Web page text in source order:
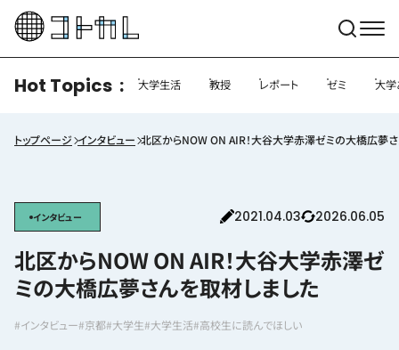
Hot Topics 大学生活 教授 レポート ゼミ 大学
トップページ インタビュー 北区からNOW ON AIR！大谷大学赤澤ゼミの大橋広夢
インタビュー 2021.04.03 2026.06.05
北区からNOW ON AIR！大谷大学赤澤ゼ
ミの大橋広夢さんを取材しました
#インタビュー#京都#大学生#大学生活#高校生に読んでほしい